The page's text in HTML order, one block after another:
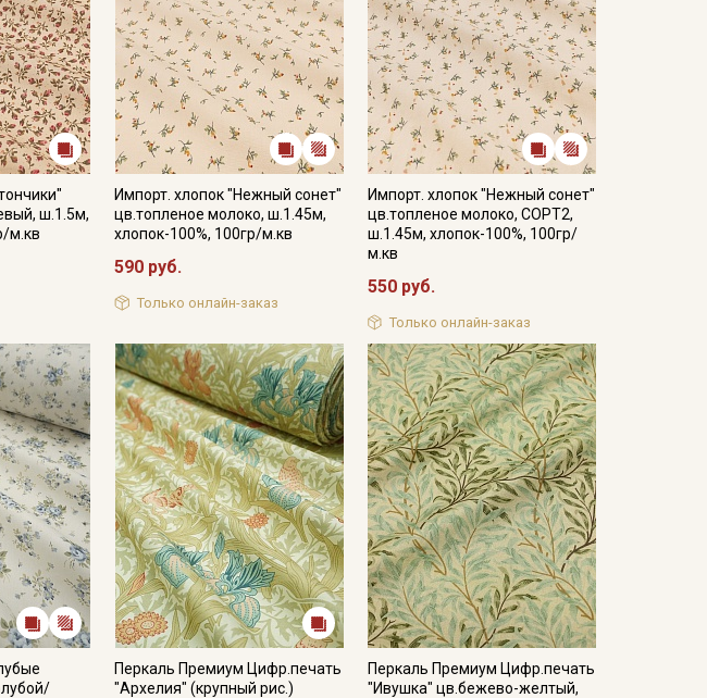
ш.1.5м,
м.кв
Импорт. хлопок "Нежный сонет"
цв.топленое молоко, ш.1.45м,
хлопок-100%, 100гр/м.кв
590 руб.
Только онлайн-заказ
Импорт. хлопок "Нежный сонет"
цв.топленое молоко, СОРТ2,
ш.1.45м, хлопок-100%, 100гр/
м.кв
550 руб.
Только онлайн-заказ
Перкаль Премиум Цифр.печать
"Архелия" (крупный рис.)
Перкаль Премиум Цифр.печать
"Ивушка" цв.бежево-желтый,
персональных
персональных
и